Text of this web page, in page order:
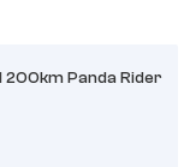
Panda Rider